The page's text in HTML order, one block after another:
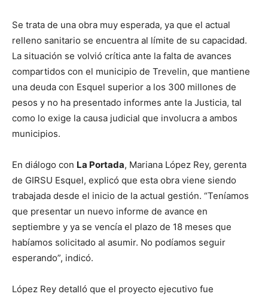
Se trata de una obra muy esperada, ya que el actual
relleno sanitario se encuentra al límite de su capacidad.
La situación se volvió crítica ante la falta de avances
compartidos con el municipio de Trevelin, que mantiene
una deuda con Esquel superior a los 300 millones de
pesos y no ha presentado informes ante la Justicia, tal
como lo exige la causa judicial que involucra a ambos
municipios.
En diálogo con La Portada, Mariana López Rey, gerenta
de GIRSU Esquel, explicó que esta obra viene siendo
trabajada desde el inicio de la actual gestión. “Teníamos
que presentar un nuevo informe de avance en
septiembre y ya se vencía el plazo de 18 meses que
habíamos solicitado al asumir. No podíamos seguir
esperando”, indicó.
López Rey detalló que el proyecto ejecutivo fue